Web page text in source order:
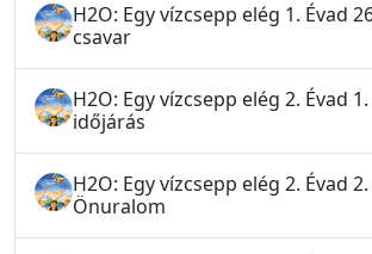
H2O: Egy vízcsepp elég 1. Évad
csavar
H2O: Egy vízcsepp elég 2. Évad
időjárás
H2O: Egy vízcsepp elég 2. Évad 2.
Önuralom